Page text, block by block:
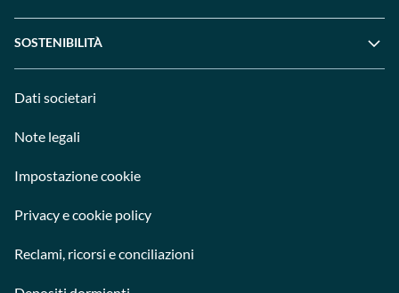
SOSTENIBILITÀ
Dati societari
Note legali
Impostazione cookie
Privacy e cookie policy
Reclami, ricorsi e conciliazioni